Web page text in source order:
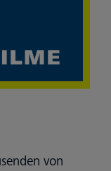
von